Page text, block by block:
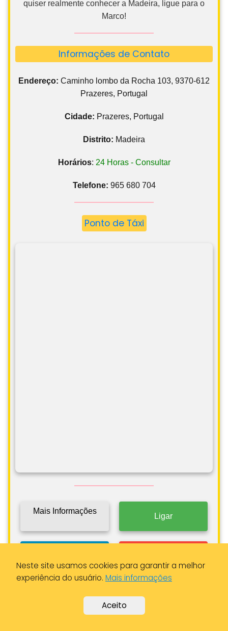
quiser realmente conhecer a Madeira, ligue para o
Marco!
Informações de Contato
Endereço: Caminho lombo da Rocha 103, 9370-612
Prazeres, Portugal
Cidade: Prazeres, Portugal
Distrito: Madeira
Horários: 24 Horas - Consultar
Telefone: 965 680 704
Ponto de Táxi
Mais Informações
Ligar
Taxi calheta
Neste site usamos cookies para garantir a melhor
experiência do usuário. Mais informações
Aceito